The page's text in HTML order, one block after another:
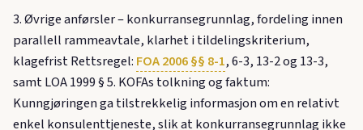
3. Øvrige anførsler – konkurransegrunnlag, fordeling innen
parallell rammeavtale, klarhet i tildelingskriterium,
klagefrist Rettsregel: FOA 2006 §§ 8-1, 6-3, 13-2 og 13-3,
samt LOA 1999 § 5. KOFAs tolkning og faktum:
Kunngjøringen ga tilstrekkelig informasjon om en relativt
enkel konsulenttjeneste, slik at konkurransegrunnlag ikke